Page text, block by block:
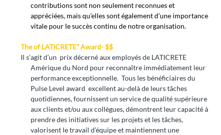
contributions sont non seulement reconnues et
appréciées, mais qu’elles sont également d’une importance
vitale pour le succès continu de notre organisation.
Theof LATICRETE” Award- $$
Il s’agit d’un prix décerné aux employés de LATICRETE
Amérique du Nord pour reconnaître immédiatement leur
performance exceptionnelle. Tous les bénéficiaires du
Pulse Level award excellent au-delà de leurs tâches
quotidiennes, fournissent un service de qualité supérieure
aux clients et/ou aux collègues, démontrent leur capacité à
prendre des initiatives sur les projets et les tâches,
valorisent le travail d’équipe et maintiennent une